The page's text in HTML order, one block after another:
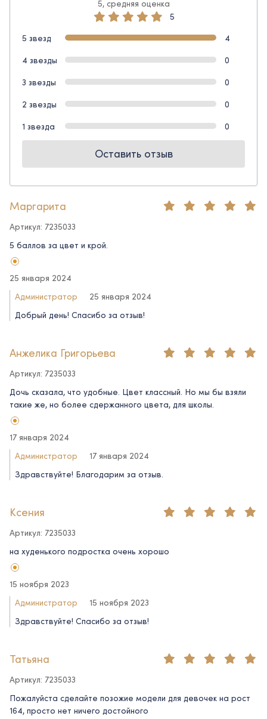
5, средняя оценка
5
5 звезд
4
4 звезды
0
3 звезды
0
2 звезды
0
1 звезда
0
Оставить отзыв
Маргарита
Артикул: 7235033
5 баллов за цвет и крой.
25 января 2024
Администратор
25 января 2024
Добрый день! Спасибо за отзыв!
Анжелика Григорьева
Артикул: 7235033
Дочь сказала, что удобные. Цвет классный. Но мы бы взяли
такие же, но более сдержанного цвета, для школы.
17 января 2024
Администратор
17 января 2024
Здравствуйте! Благодарим за отзыв.
Ксения
Артикул: 7235033
на худенького подростка очень хорошо
15 ноября 2023
Администратор
15 ноября 2023
Здравствуйте! Спасибо за отзыв!
Татьяна
Артикул: 7235033
Пожалуйста сделайте позожие модели для девочек на рост
164, просто нет ничего достойного